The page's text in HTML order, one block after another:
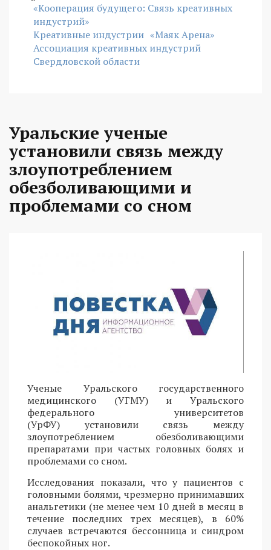
«Кооперация будущего: Связь креативных
индустрий»
Креативные индустрии «Маяк Арена»
Ассоциация креативных индустрий
Свердловской области
Уральские ученые
установили связь между
злоупотреблением
обезболивающими и
проблемами со сном
Ученые Уральского государственного
медицинского (УГМУ) и Уральского
федерального университетов
(УрФУ) установили связь между
злоупотреблением обезболивающими
препаратами при частых головных болях и
проблемами со сном.
Исследования показали, что у пациентов с
головными болями, чрезмерно принимавших
анальгетики (не менее чем 10 дней в месяц в
течение последних трех месяцев), в 60%
случаев встречаются бессонница и синдром
беспокойных ног.